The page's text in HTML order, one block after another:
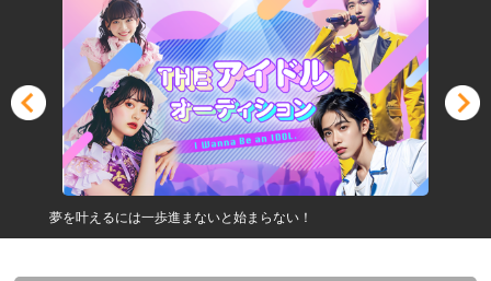
夢を叶えるには一歩進まないと始まらない！